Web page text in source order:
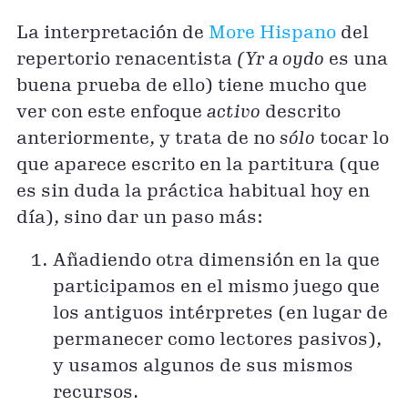
La interpretación de More Hispano del
repertorio renacentista (Yr a oydo es una
buena prueba de ello) tiene mucho que
ver con este enfoque activo descrito
anteriormente, y trata de no sólo tocar lo
que aparece escrito en la partitura (que
es sin duda la práctica habitual hoy en
día), sino dar un paso más:
Añadiendo otra dimensión en la que
participamos en el mismo juego que
los antiguos intérpretes (en lugar de
permanecer como lectores pasivos),
y usamos algunos de sus mismos
recursos.